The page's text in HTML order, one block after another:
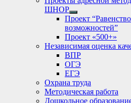
ШНОР
Show
sub
menu
Проект
возможностей”
Проект «500+»
Независимая оценка
ВПР
ОГЭ
ЕГЭ
Охрана труда
Методическая работа
Дошкольное